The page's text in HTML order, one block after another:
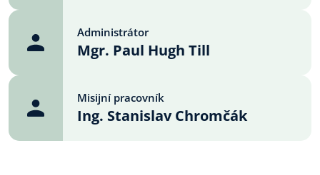
Administrátor
Mgr. Paul Hugh Till
Misijní pracovník
Ing. Stanislav Chromčák